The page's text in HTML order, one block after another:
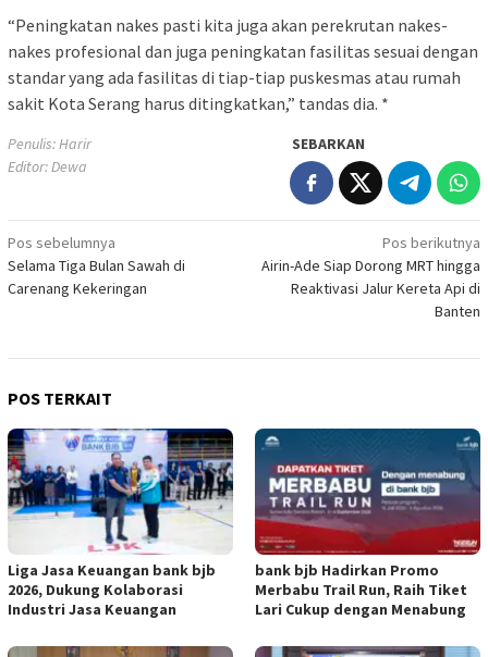
“Peningkatan nakes pasti kita juga akan perekrutan nakes-
nakes profesional dan juga peningkatan fasilitas sesuai dengan
standar yang ada fasilitas di tiap-tiap puskesmas atau rumah
sakit Kota Serang harus ditingkatkan,” tandas dia. *
Penulis: Harir
Editor: Dewa
SEBARKAN
Navigasi
pos
Pos sebelumnya
Selama Tiga Bulan Sawah di
Carenang Kekeringan
Pos berikutnya
Airin-Ade Siap Dorong MRT hingga
Reaktivasi Jalur Kereta Api di
Banten
POS TERKAIT
Liga Jasa Keuangan bank bjb
2026, Dukung Kolaborasi
Industri Jasa Keuangan
bank bjb Hadirkan Promo
Merbabu Trail Run, Raih Tiket
Lari Cukup dengan Menabung